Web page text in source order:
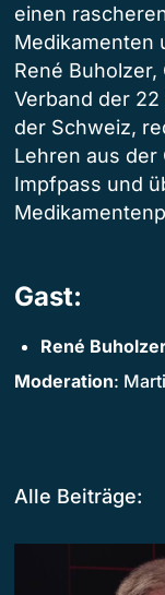
einen
Medikamenten
René Buholzer,
Verband der
der Schweiz,
Lehren aus der
Impfpass und
Gast:
René
Moderation:
Alle Beiträge: